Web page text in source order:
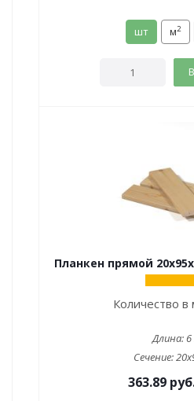
шт м2
Планкен прямой
Количество в
Длина:
Сечение:
363.89